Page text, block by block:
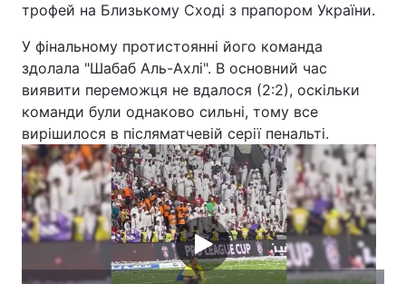
Економіка Світ
Спорт Наука
Техно і зв'язок Лайт
Зброя Інциденти
Здоров'я Туризм
Цікавинки Погода
Екологія Регіони
трофей на Близькому Сході з прапором України.
У фінальному протистоянні його команда
здолала "Шабаб Аль-Ахлі". В основний час
виявити переможця не вдалося (2:2), оскільки
команди були однаково сильні, тому все
вирішилося в післяматчевій серії пенальті.